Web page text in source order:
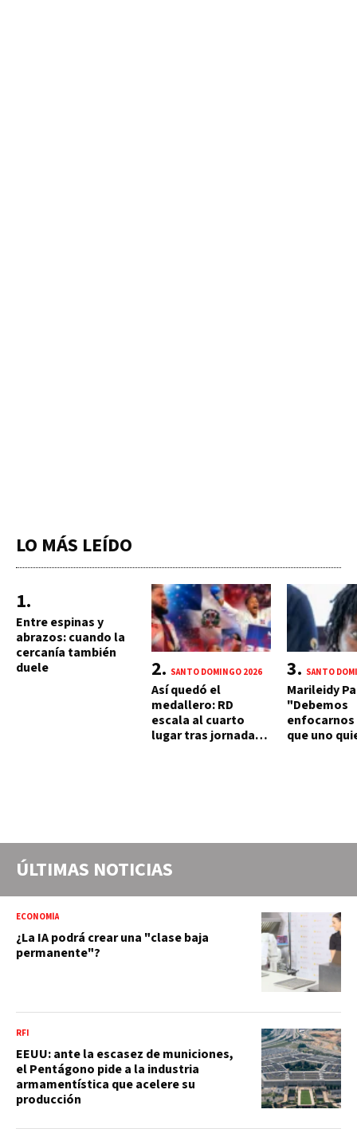
LO MÁS LEÍDO
Entre espinas y
abrazos: cuando la
cercanía también
duele
SANTO DOMINGO 2026
Así quedó el
medallero: RD
escala al cuarto
lugar tras jornada
SANTO
Marileidy
"Debemos
enfocarnos
que uno
ÚLTIMAS NOTICIAS
ECONOMÍA
¿La IA podrá crear una "clase baja
permanente"?
RFI
EEUU: ante la escasez de municiones,
el Pentágono pide a la industria
armamentística que acelere su
producción